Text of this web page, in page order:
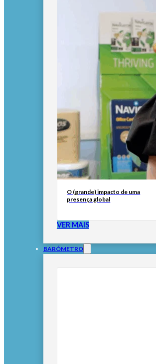
O (grande) impacto de uma
presença global
VER MAIS
BARÓMETRO